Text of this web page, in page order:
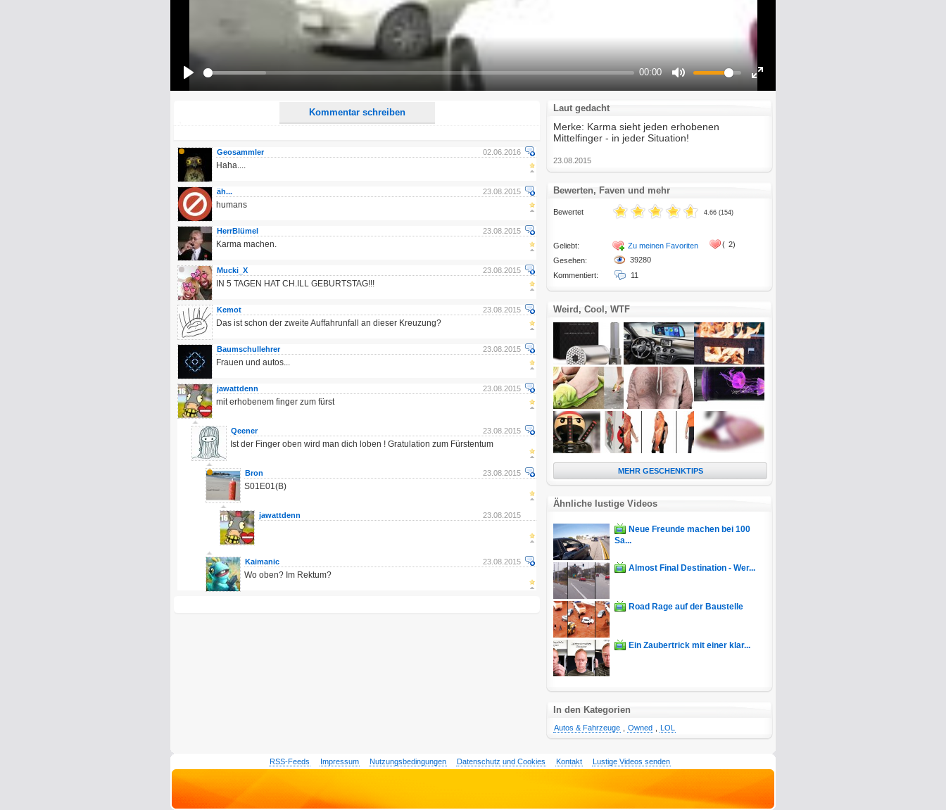
00:00
Kommentar schreiben
Alle HTML-Tags außer <br>, <strike> und <i> werden aus Deinem Kommentar entfernt.
URLs werden automatisch umgewandelt. Bitte verwende "www." oder "http://" in URLs
Ich möchte eine E-Mail, wenn zu meinem Kommentar Antworten erscheinen.
Ich möchte eine E-Mail, wenn auf dieser Seite weitere Kommentare erscheinen.
02.06.2016
Geosammler
Haha....
23.08.2015
äh...
humans
23.08.2015
HerrBlümel
Karma machen.
23.08.2015
Mucki_X
IN 5 TAGEN HAT CH.ILL GEBURTSTAG!!!
23.08.2015
Kemot
Das ist schon der zweite Auffahrunfall an dieser Kreuzung?
23.08.2015
Baumschullehrer
Frauen und autos...
23.08.2015
jawattdenn
mit erhobenem finger zum fürst
23.08.2015
Qeener
Ist der Finger oben wird man dich loben ! Gratulation zum Fürstentum
23.08.2015
Bron
S01E01(B)
23.08.2015
jawattdenn
23.08.2015
Kaimanic
Wo oben? Im Rektum?
Laut gedacht
Merke: Karma sieht jeden erhobenen
Mittelfinger - in jeder Situation!
23.08.2015
Bewerten, Faven und mehr
Bewertet
Geliebt:
Gesehen:
Kommentiert:
4.66 (154)
Zu meinen Favoriten
39280
11
( 2)
Weird, Cool, WTF
MEHR GESCHENKTIPS
Ähnliche lustige Videos
Neue Freunde machen bei 100
Sa...
Almost Final Destination - Wer...
Road Rage auf der Baustelle
Ein Zaubertrick mit einer klar...
In den Kategorien
Autos & Fahrzeuge Owned LOL
RSS-Feeds Impressum Nutzungsbedingungen Datenschutz und Cookies Kontakt Lustige Videos senden